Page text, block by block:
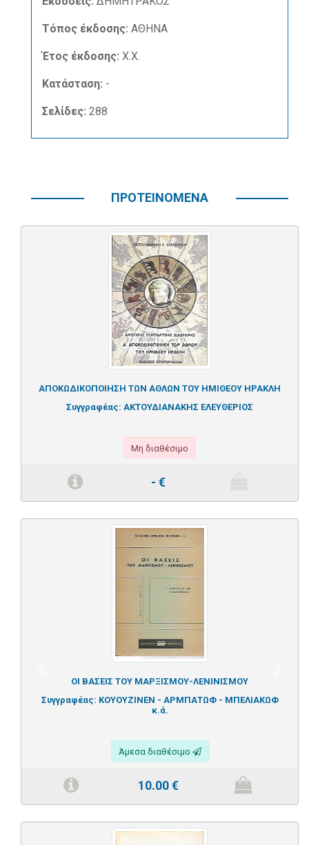
Τόπος έκδοσης: ΑΘΗΝΑ
Έτος έκδοσης: Χ.Χ.
Κατάσταση: -
Σελίδες: 288
ΠΡΟΤΕΙΝΟΜΕΝΑ
ΑΠΟΚΩΔΙΚΟΠΟΙΗΣΗ ΤΩΝ ΑΘΛΩΝ ΤΟΥ ΗΜΙΘΕΟΥ ΗΡΑΚΛΗ
Συγγραφέας: ΑΚΤΟΥΔΙΑΝΑΚΗΣ ΕΛΕΥΘΕΡΙΟΣ
Μη διαθέσιμο
- €
ΟΙ ΒΑΣΕΙΣ ΤΟΥ ΜΑΡΞΙΣΜΟΥ-ΛΕΝΙΝΙΣΜΟΥ
Συγγραφέας: ΚΟΥΟΥΖΙΝΕΝ - ΑΡΜΠΑΤΩΦ - ΜΠΕΛΙΑΚΩΦ
κ.ά.
Άμεσα διαθέσιμο
10.00€
Previous